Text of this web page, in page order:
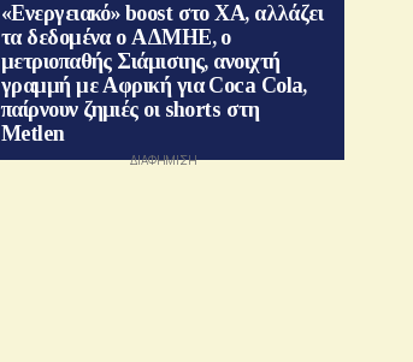
«Ενεργειακό» boost στο ΧΑ, αλλάζει
τα δεδομένα ο ΑΔΜΗΕ, ο
μετριοπαθής Σιάμισιης, ανοιχτή
γραμμή με Αφρική για Coca Cola,
παίρνουν ζημιές οι shorts στη
Metlen